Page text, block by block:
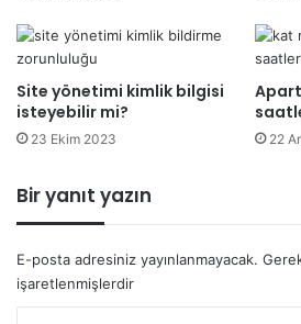
Site yönetimi kimlik bilgisi
isteyebilir mi?
23 Ekim 2023 22
Bir yanıt yazın
E-posta adresiniz yayınlanmayacak.
işaretlenmişlerdir